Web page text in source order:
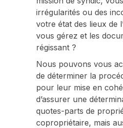
irrégularités ou des
votre état des lieux de
vous gérez et les
régissant ?
Nous pouvons vous
de déterminer la
pour leur mise en
d’assurer une
quotes-parts de
copropriétaire, mais